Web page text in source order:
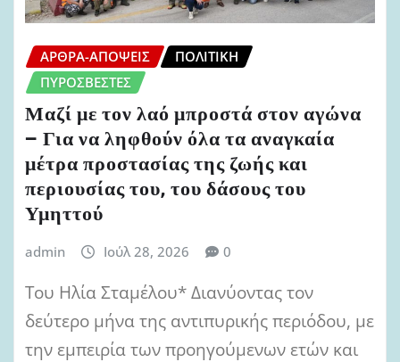
ΆΡΘΡΑ-ΑΠΌΨΕΙΣ
ΠΟΛΙΤΙΚΉ
ΠΥΡΟΣΒΈΣΤΕΣ
Μαζί με τον λαό μπροστά στον αγώνα
– Για να ληφθούν όλα τα αναγκαία
μέτρα προστασίας της ζωής και
περιουσίας του, του δάσους του
Υμηττού
admin Ιούλ 28, 2026 0
Του Ηλία Σταμέλου* Διανύοντας τον
δεύτερο μήνα της αντιπυρικής περιόδου, με
την εμπειρία των προηγούμενων ετών και